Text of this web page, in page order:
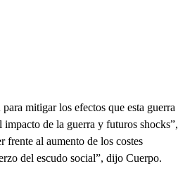
mitigar los efectos que esta guerra
impacto de la guerra y futuros shocks”,
al aumento de los costes
del escudo social”, dijo Cuerpo.